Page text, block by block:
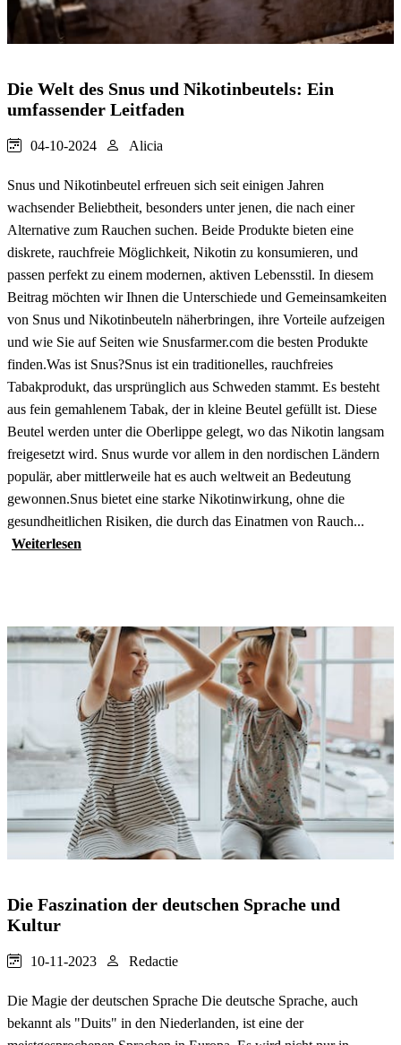
Die Welt des Snus und Nikotinbeutels: Ein
umfassender Leitfaden
04-10-2024 Alicia
Snus und Nikotinbeutel erfreuen sich seit einigen Jahren
wachsender Beliebtheit, besonders unter jenen, die nach einer
Alternative zum Rauchen suchen. Beide Produkte bieten eine
diskrete, rauchfreie Möglichkeit, Nikotin zu konsumieren, und
passen perfekt zu einem modernen, aktiven Lebensstil. In diesem
Beitrag möchten wir Ihnen die Unterschiede und Gemeinsamkeiten
von Snus und Nikotinbeuteln näherbringen, ihre Vorteile aufzeigen
und wie Sie auf Seiten wie Snusfarmer.com die besten Produkte
finden.Was ist Snus?Snus ist ein traditionelles, rauchfreies
Tabakprodukt, das ursprünglich aus Schweden stammt. Es besteht
aus fein gemahlenem Tabak, der in kleine Beutel gefüllt ist. Diese
Beutel werden unter die Oberlippe gelegt, wo das Nikotin langsam
freigesetzt wird. Snus wurde vor allem in den nordischen Ländern
populär, aber mittlerweile hat es auch weltweit an Bedeutung
gewonnen.Snus bietet eine starke Nikotinwirkung, ohne die
gesundheitlichen Risiken, die durch das Einatmen von Rauch...
Weiterlesen
Die Faszination der deutschen Sprache und
Kultur
10-11-2023 Redactie
Die Magie der deutschen Sprache Die deutsche Sprache, auch
bekannt als "Duits" in den Niederlanden, ist eine der